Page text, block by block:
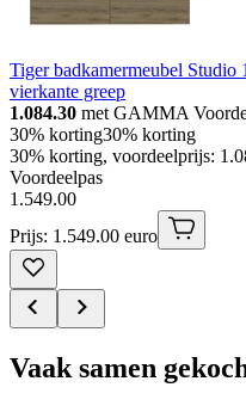
Tiger badkamermeubel
vierkante greep
1.084.30 met GAMMA
30% korting30% korting
30% korting, voordeelprijs:
Voordeelpas
1 .549.00
Prijs: 1.549.00 euro
Vaak samen